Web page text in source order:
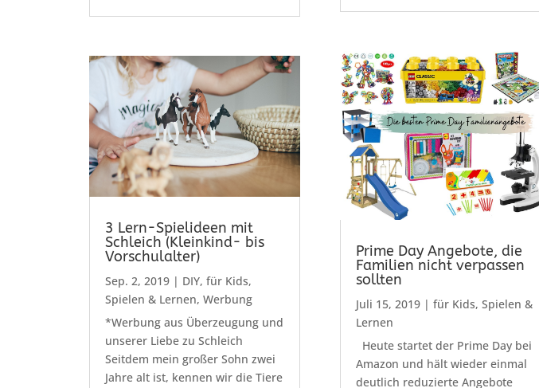
3 Lern-Spielideen mit
Schleich (Kleinkind- bis
Vorschulalter)
Sep. 2, 2019| DIY, für Kids,
Spielen & Lernen, Werbung
*Werbung aus Überzeugung und
unserer Liebe zu Schleich
Seitdem mein großer Sohn zwei
Jahre alt ist, kennen wir die Tiere
Prime Day Angebote, die
Familien nicht verpassen
sollten
Juli 15, 2019| für Kids, Spielen &
Lernen
Heute startet der Prime Day bei
Amazon und hält wieder einmal
deutlich reduzierte Angebote